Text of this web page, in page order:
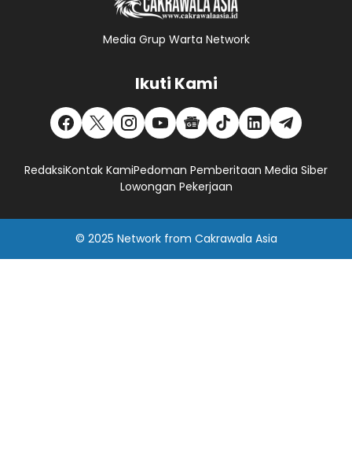
Media Grup Warta Network
Ikuti Kami
RedaksiKontak KamiPedoman Pemberitaan Media Siber
Lowongan Pekerjaan
© 2025 Networkfrom Cakrawala Asia